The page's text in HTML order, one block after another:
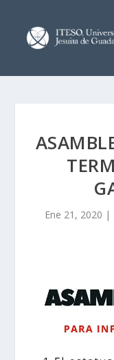
Ene 21, 2020 |